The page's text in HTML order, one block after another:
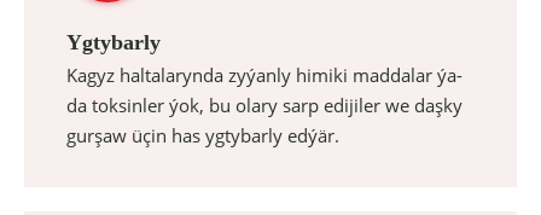
Ygtybarly
Kagyz haltalarynda zyýanly himiki maddalar ýa-
da toksinler ýok, bu olary sarp edijiler we daşky
gurşaw üçin has ygtybarly edýär.